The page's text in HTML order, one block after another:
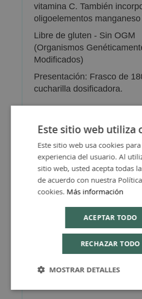
vitamina C. También
oligoelementos
Libre de gluten - Sin OGM
(Organismos
Modificados)
Presentación: Frasco de
cucharilla dosificadora.
Consejos de Compra
Este sitio web utiliza
Este sitio web usa cookies
experiencia del usuario. Al
sitio web, usted acepta todas
de acuerdo con nuestra
cookies. Más información
ACEPTAR TODO
RECHAZAR TODO
MOSTRAR DETALLES